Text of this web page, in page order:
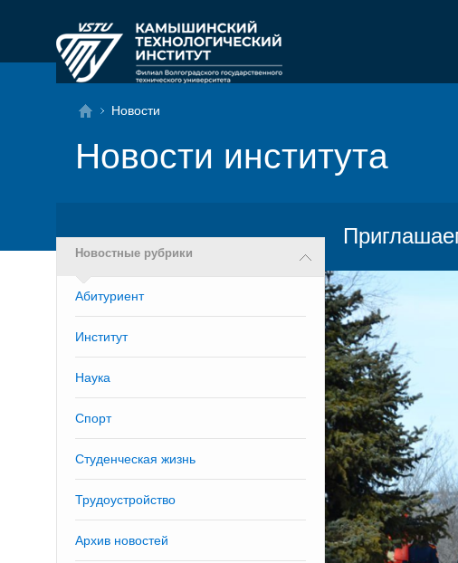
Новости
Новости института
Новостные рубрики
Абитуриент
Институт
Наука
Спорт
Студенческая жизнь
Трудоустройство
Архив новостей